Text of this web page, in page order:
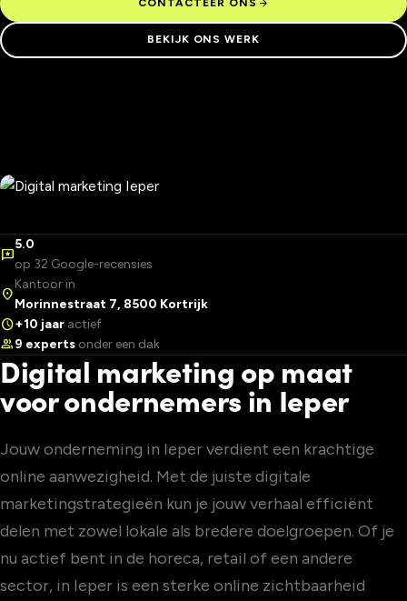
CONTACTEER ONS
BEKIJK ONS WERK
reviews
5.0
op 32 Google-recensies
location_on
Kantoor in
Morinnestraat 7, 8500 Kortrijk
schedule+10 jaar actief
group9 experts onder een dak
Digital marketing op maat
voor ondernemers in Ieper
Jouw onderneming in Ieper verdient een krachtige
online aanwezigheid. Met de juiste digitale
marketingstrategieën kun je jouw verhaal efficiënt
delen met zowel lokale als bredere doelgroepen. Of je
nu actief bent in de horeca, retail of een andere
sector, in Ieper is een sterke online zichtbaarheid